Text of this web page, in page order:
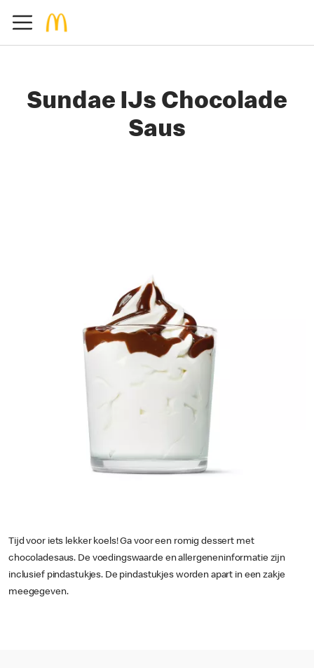
Sundae IJs Chocolade
Saus
Tijd voor iets lekker koels! Ga voor een romig dessert met
chocoladesaus. De voedingswaarde en allergeneninformatie zijn
inclusief pindastukjes. De pindastukjes worden apart in een zakje
meegegeven.